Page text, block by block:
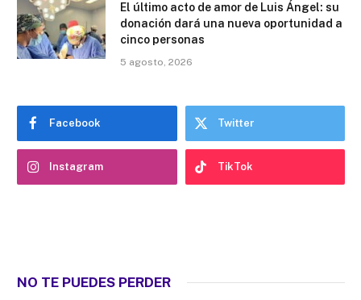
El último acto de amor de Luis Ángel: su
donación dará una nueva oportunidad a
cinco personas
5 agosto, 2026
Facebook Twitter
Instagram TikTok
NO TE PUEDES PERDER